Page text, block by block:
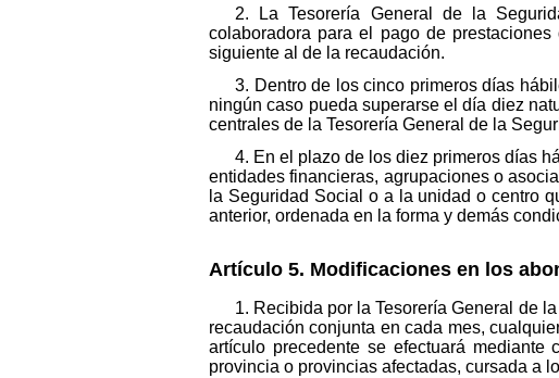
2. La Tesorería General de la
colaboradora para el pago de
siguiente al de la recaudación.
3. Dentro de los cinco primeros días
ningún caso pueda superarse el día diez
centrales de la Tesorería General de la
4. En el plazo de los diez primeros días
entidades financieras, agrupaciones o
la Seguridad Social o a la unidad o centro
anterior, ordenada en la forma y demás
Artículo 5. Modificaciones en los
1. Recibida por la Tesorería General de
recaudación conjunta en cada mes,
artículo precedente se efectuará
provincia o provincias afectadas, cursada a